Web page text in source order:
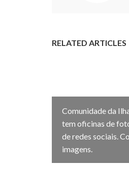
RELATED ARTICLES
Comunidade da
tem oficinas de
de redes sociais.
imagens.